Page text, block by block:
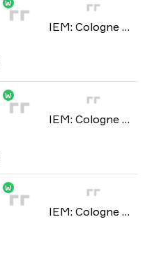
W
IEM: Cologne Major 2026
W
IEM: Cologne Major 2026
W
IEM: Cologne Major 2026